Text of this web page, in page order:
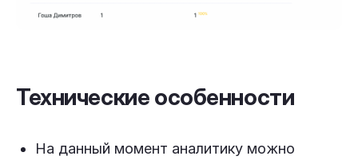
Технические особенности
На данный момент аналитику можно